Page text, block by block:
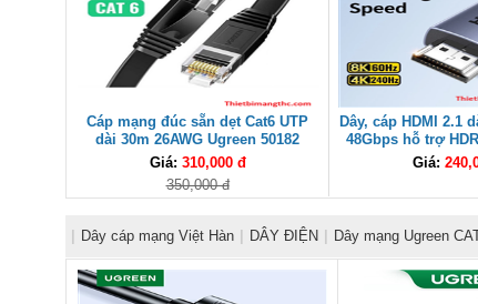
Cáp mạng đúc sẵn dẹt Cat6 UTP
dài 30m 26AWG Ugreen 50182
(Black) cao cấp
Giá: 310,000 đ
350,000 đ
Dây, cáp HDMI 2.1
48Gbps hỗ trợ
25911
Giá:
Dây cáp mạng Việt Hàn DÂY ĐIỆN Dây mạng Ugreen
Alantek | Đầu chụp mạng